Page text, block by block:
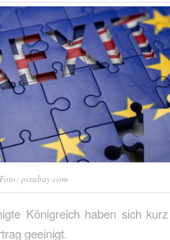
Foto: pixabay.com
Königreich haben sich
geeinigt.